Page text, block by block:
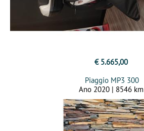
€ 5.665,00
Piaggio MP3 300
Ano 2020 | 8546 km